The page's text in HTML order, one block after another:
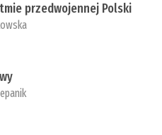
przedwojennej Polski